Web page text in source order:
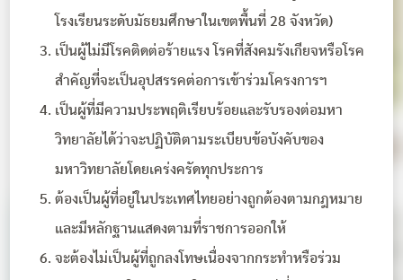
โรงเรียนระดับมัธยมศึกษาในเขตพื้นที่ 28 จังหวัด)
เป็นผู้ไม่มีโรคติดต่อร้ายแรง โรคที่สังคมรังเกียจหรือโรค
สำคัญที่จะเป็นอุปสรรคต่อการเข้าร่วมโครงการฯ
เป็นผู้ที่มีความประพฤติเรียบร้อยและรับรองต่อมหา
วิทยาลัยได้ว่าจะปฏิบัติตามระเบียบข้อบังคับของ
มหาวิทยาลัยโดยเคร่งครัดทุกประการ
ต้องเป็นผู้ที่อยู่ในประเทศไทยอย่างถูกต้องตามกฎหมาย
และมีหลักฐานแสดงตามที่ราชการออกให้
จะต้องไม่เป็นผู้ที่ถูกลงโทษเนื่องจากกระทำหรือร่วม